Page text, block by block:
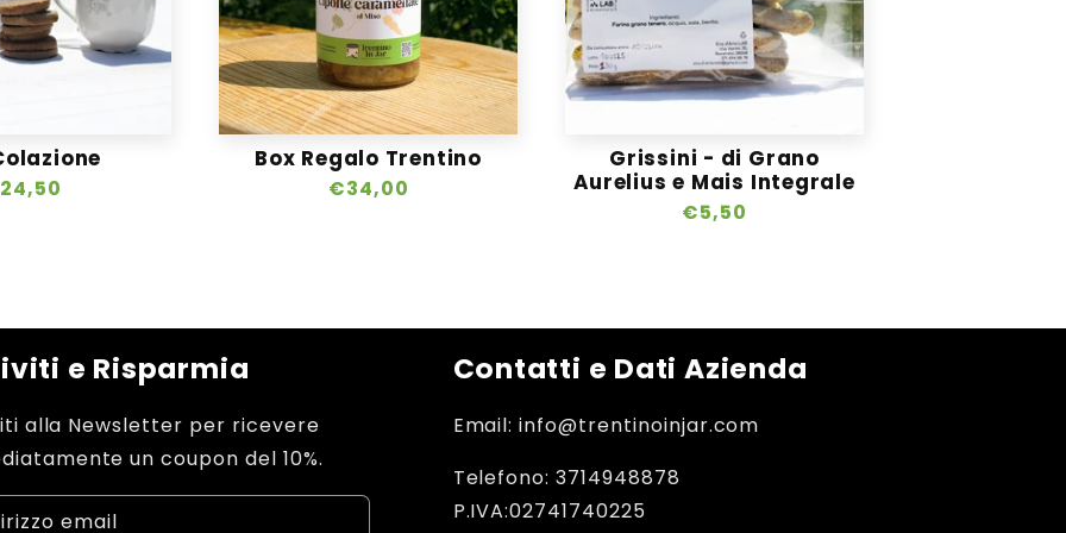
Box Regalo Trentino
Prezzo
€34,00
Grissini - di Grano
Aurelius e Mais Integrale
Prezzo
€5,50
e Risparmia
alla Newsletter per ricevere
un coupon del 10%.
email
Contatti e Dati Azienda
Email: info@trentinoinjar.com
Telefono: 3714948878
P.IVA:02741740225